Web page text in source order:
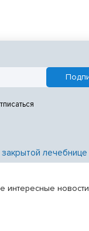
интересные новости